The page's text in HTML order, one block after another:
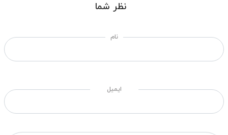
نظر شما
نام
ایمیل